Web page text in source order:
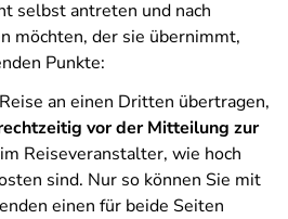
selbst antreten und nach
möchten, der sie übernimmt,
Punkte:
an einen Dritten übertragen,
vor der Mitteilung zur
Reiseveranstalter, wie hoch
sind. Nur so können Sie mit
einen für beide Seiten